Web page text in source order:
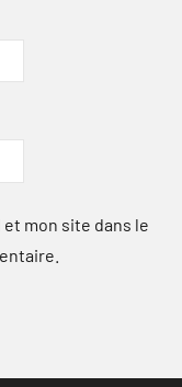
mon site dans le